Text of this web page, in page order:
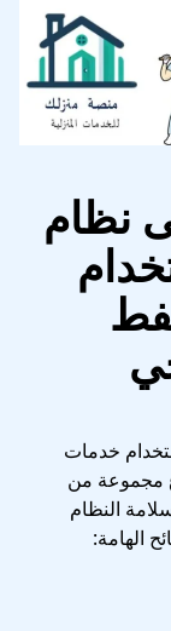
نظام
خدمات
مجموعة من
النظام
الهامة: